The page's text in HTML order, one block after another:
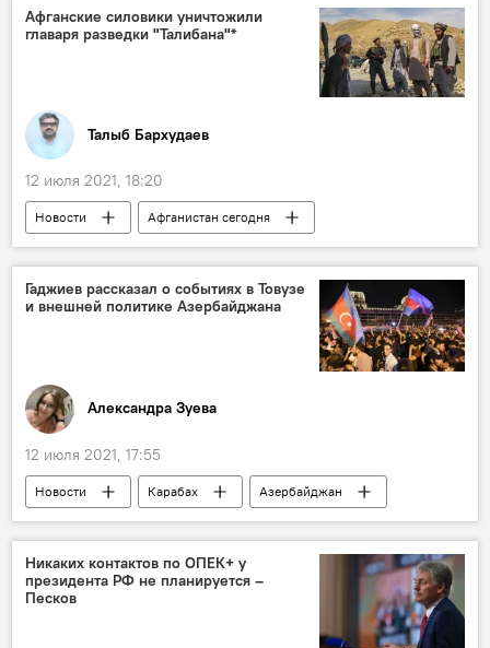
Шехиды
Афганские силовики уничтожили
главаря разведки "Талибана"*
Талыб Бархудаев
12 июля 2021, 18:20
Новости
Афганистан сегодня
Новости мира
талибы
Афганистан
Талибан
разведка
Гаджиев рассказал о событиях в Товузе
и внешней политике Азербайджана
Александра Зуева
12 июля 2021, 17:55
Новости Карабах
Азербайджан
Хикмет Гаджиев
Товуз
Никаких контактов по ОПЕК+ у
президента РФ не планируется –
Песков